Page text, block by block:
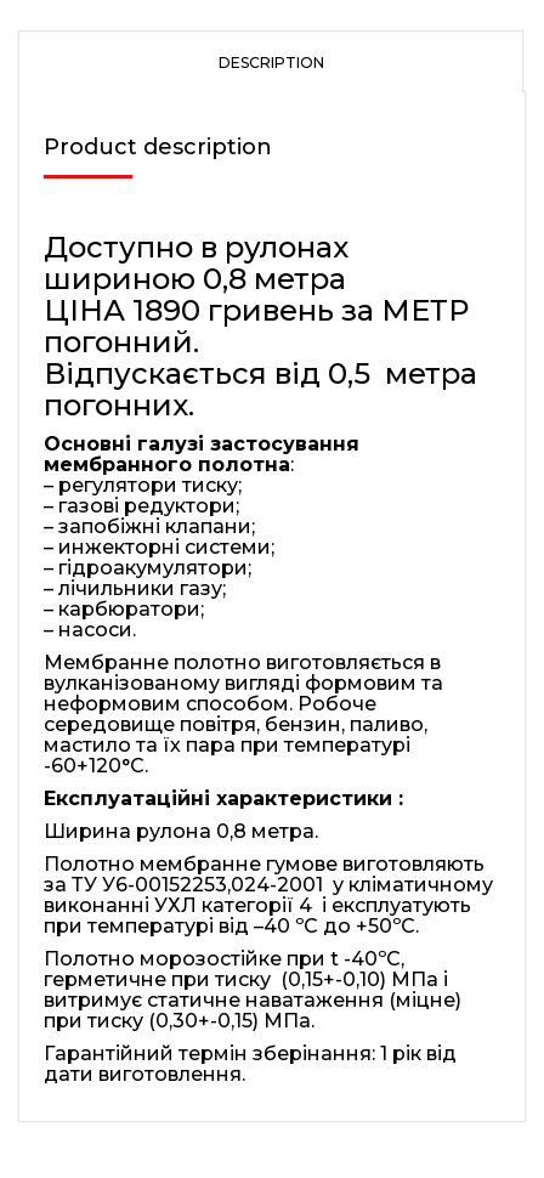
DESCRIPTION
Product description
Доступно в рулонах
шириною 0,8 метра
ЦІНА 1890 гривень за МЕТР
погонний.
Відпускається від 0,5 метра
погонних.
Основні галузі застосування
мембранного полотна:
– регулятори тиску;
– газові редуктори;
– запобіжні клапани;
– инжекторні системи;
– гідроакумулятори;
– лічильники газу;
– карбюратори;
– насоси.
Мембранне полотно виготовляється в
вулканізованому вигляді формовим та
неформовим способом. Робоче
середовище повітря, бензин, паливо,
мастило та їх пара при температурі
-60+120°С.
Експлуатаційні характеристики :
Ширина рулона 0,8 метра.
Полотно мембранне гумове виготовляють
за ТУ У6-00152253,024-2001 у кліматичному
виконанні УХЛ категорії 4 і експлуатують
при температурі від –40 ºС до +50ºС.
Полотно морозостійке при t -40ºС,
герметичне при тиску (0,15+-0,10) МПа і
витримує статичне наватаження (міцне)
при тиску (0,30+-0,15) МПа.
Гарантійний термін зберінання: 1 рік від
дати виготовлення.